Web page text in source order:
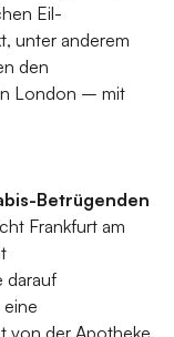
Eil-
unter anderem
den
London – mit
Betrügenden
Frankfurt am
darauf
eine
von der Apotheke